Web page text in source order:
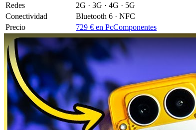
Redes
2G · 3G · 4G · 5G
Conectividad
Bluetooth 6 · NFC
Precio
729 € en PcComponentes